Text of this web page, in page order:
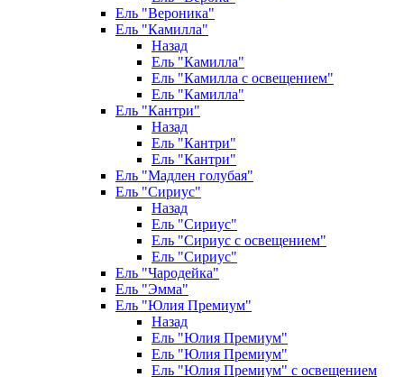
Ель "Вероника"
Ель "Камилла"
Назад
Ель "Камилла"
Ель "Камилла с освещением"
Ель "Камилла"
Ель "Кантри"
Назад
Ель "Кантри"
Ель "Кантри"
Ель "Мадлен голубая"
Ель "Сириус"
Назад
Ель "Сириус"
Ель "Сириус с освещением"
Ель "Сириус"
Ель "Чародейка"
Ель "Эмма"
Ель "Юлия Премиум"
Назад
Ель "Юлия Премиум"
Ель "Юлия Премиум"
Ель "Юлия Премиум" с освещением